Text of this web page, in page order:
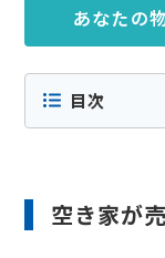
あなたの
目次
空き家が